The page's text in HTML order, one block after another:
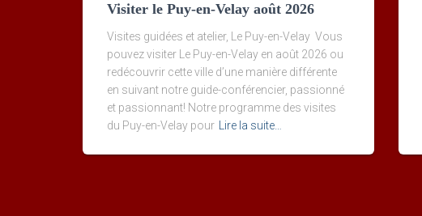
Visiter le Puy-en-Velay août 2026
Visites guidées et atelier, Le Puy-en-Velay Vous
pouvez visiter Le Puy-en-Velay en août 2026 ou
redécouvrir cette ville d’une manière différente
en suivant notre guide-conférencier, passionné
et passionnant! Notre programme des visites
du Puy-en-Velay pour
Lire la suite…